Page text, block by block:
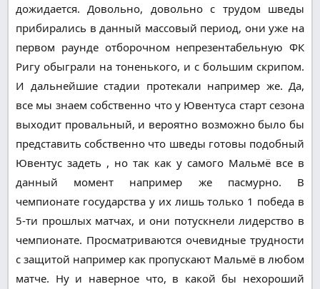
дожидается. Довольно, довольно с трудом шведы
прибирались в данный массовый период, они уже на
первом раунде отборочном непрезентабельную ФК
Ригу обыграли на тоненького, и с большим скрипом.
И дальнейшие стадии протекали например же. Да,
все мы знаем собственно что у Ювентуса старт сезона
выходит провальный, и вероятно возможно было бы
представить собственно что шведы готовы подобный
Ювентус задеть , но так как у самого Мальмё все в
данный момент например же пасмурно. В
чемпионате государства у их лишь только 1 победа в
5-ти прошлых матчах, и они потускнели лидерство в
чемпионате. Просматриваются очевидные трудности
с защитой например как пропускают Мальмё в любом
матче. Ну и наверное что, в какой бы нехороший